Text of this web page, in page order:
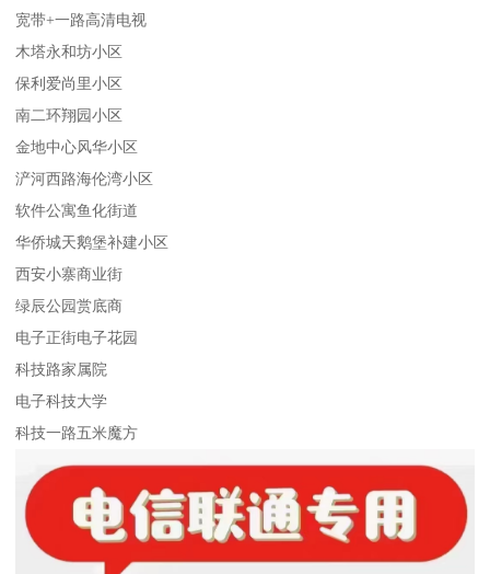
宽带+一路高清电视
木塔永和坊小区
保利爱尚里小区
南二环翔园小区
金地中心风华小区
浐河西路海伦湾小区
软件公寓鱼化街道
华侨城天鹅堡补建小区
西安小寨商业街
绿辰公园赏底商
电子正街电子花园
科技路家属院
电子科技大学
科技一路五米魔方